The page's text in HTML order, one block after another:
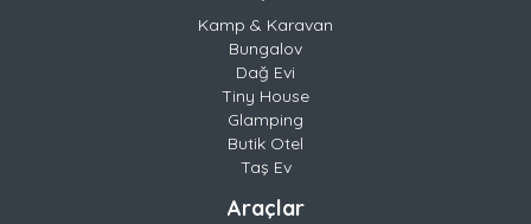
Kamp & Karavan
Bungalov
Dağ Evi
Tiny House
Glamping
Butik Otel
Taş Ev
Araçlar